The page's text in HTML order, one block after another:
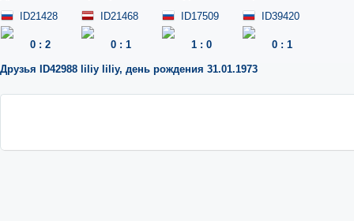
ID21428
0 : 2
ID21468
0 : 1
ID17509
1 : 0
ID39420
0 : 1
Друзья ID42988 liliy liliy, день рождения 31.01.1973